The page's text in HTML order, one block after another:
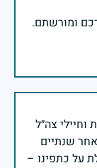
ומורשתם.
וחיילי צה״ל
שנתיים
על כתפינו –